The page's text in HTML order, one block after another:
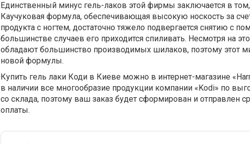
Единственный минус гель-лаков этой фирмы заключается в том,
Каучуковая формула, обеспечивающая высокую носкость за
продукта с ногтем, достаточно тяжело подвергается снятию с
большинстве случаев его приходится спиливать. Несмотря на
обладают большинство производимых шилаков, поэтому этот
новой формулы.
Купить гель лаки Коди в Киеве можно в интернет-магазине
в наличии все многообразие продукции компании «Kodi» по
со склада, поэтому ваш заказ будет сформирован и отправлен
оплаты.